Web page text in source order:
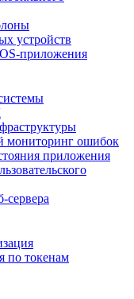
устройств
приложения
мониторинг ошибок
приложения
сервера
по токенам